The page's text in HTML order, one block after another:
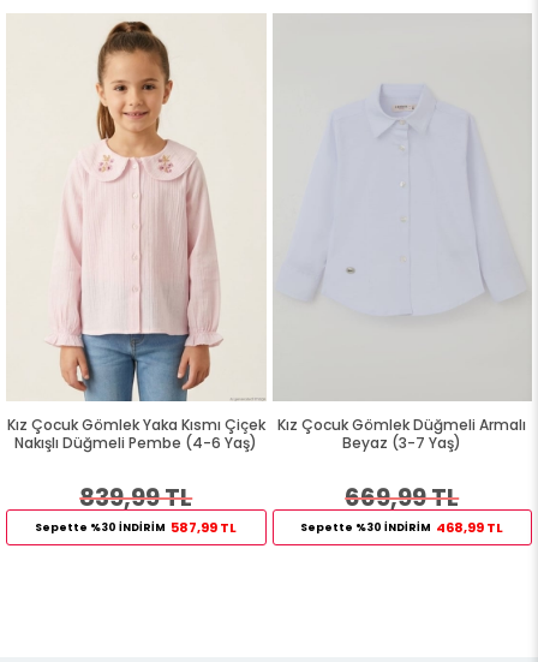
Kız Çocuk Gömlek Yaka Kısmı Çiçek
Nakışlı Düğmeli Pembe (4-6 Yaş)
839,99 TL
Sepette %30 İNDİRİM 587,99 TL
Kız Çocuk Gömlek Düğmeli Armalı
Beyaz (3-7 Yaş)
669,99 TL
Sepette %30 İNDİRİM 468,99 TL